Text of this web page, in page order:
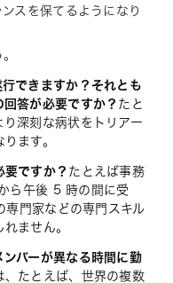
スを保てるようになり
できますか？それとも
答が必要ですか？ たと
深刻な病状をトリアー
ます。
要ですか？ たとえば事務
ら午後 5 時の間に受
専門家などの専門スキル
ません。
バーが異なる時間に勤
、たとえば、世界の複数